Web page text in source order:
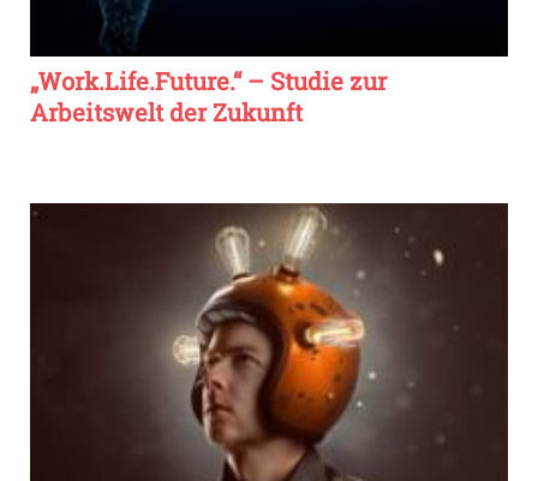
„Work.Life.Future.“ – Studie zur
Arbeitswelt der Zukunft